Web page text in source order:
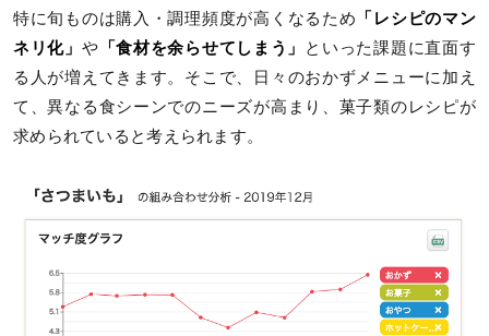
特に旬ものは購入・調理頻度が高くなるため 「レシピのマン
ネリ化」 や 「食材を余らせてしまう」
といった課題に直面す
る人が増えてきます。そこで、日々のおかずメニューに加え
て、異なる食シーンでのニーズが高まり、菓子類のレシピが
求められていると考えられます。